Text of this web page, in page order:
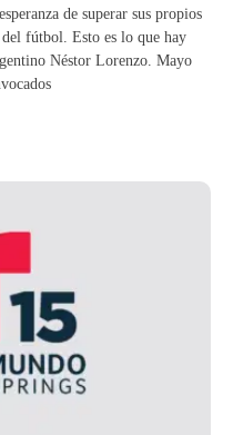
de superar sus propios
fútbol. Esto es lo que hay
Néstor Lorenzo. Mayo